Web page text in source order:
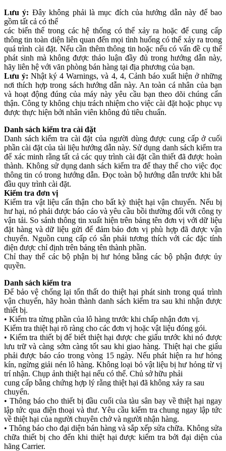
Lưu ý: Đây không phải là mục đích của hướng dẫn này để bao
gồm tất cả có thể
các biến thể trong các hệ thống có thể xảy ra hoặc để cung cấp
thông tin toàn diện liên quan đến mọi tình huống có thể xảy ra trong
quá trình cài đặt. Nếu cần thêm thông tin hoặc nếu có vấn đề cụ thể
phát sinh mà không được thảo luận đầy đủ trong hướng dẫn này,
hãy liên hệ với văn phòng bán hàng tại địa phương của bạn.
Lưu ý: Nhật ký 4 Warnings, và 4, 4, Cảnh báo xuất hiện ở những
nơi thích hợp trong sách hướng dẫn này. An toàn cá nhân của bạn
và hoạt động đúng của máy này yêu cầu bạn theo dõi chúng cẩn
thận. Công ty không chịu trách nhiệm cho việc cài đặt hoặc phục vụ
được thực hiện bởi nhân viên không đủ tiêu chuẩn.
Danh sách kiểm tra cài đặt
Danh sách kiểm tra cài đặt của người dùng được cung cấp ở cuối
phần cài đặt của tài liệu hướng dẫn này. Sử dụng danh sách kiểm tra
để xác minh rằng tất cả các quy trình cài đặt cần thiết đã được hoàn
thành. Không sử dụng danh sách kiểm tra để thay thế cho việc đọc
thông tin có trong hướng dẫn. Đọc toàn bộ hướng dẫn trước khi bắt
đầu quy trình cài đặt.
Kiểm tra đơn vị
Kiểm tra vật liệu cẩn thận cho bất kỳ thiệt hại vận chuyển. Nếu bị
hư hại, nó phải được báo cáo và yêu cầu bồi thường đối với công ty
vận tải. So sánh thông tin xuất hiện trên bảng tên đơn vị với dữ liệu
đặt hàng và dữ liệu gửi để đảm bảo đơn vị phù hợp đã được vận
chuyển. Nguồn cung cấp có sẵn phải tương thích với các đặc tính
điện được chỉ định trên bảng tên thành phần.
Chỉ thay thế các bộ phận bị hư hỏng bằng các bộ phận được ủy
quyền.
Danh sách kiểm tra
Để bảo vệ chống lại tổn thất do thiệt hại phát sinh trong quá trình
vận chuyển, hãy hoàn thành danh sách kiểm tra sau khi nhận được
thiết bị.
• Kiểm tra từng phần của lô hàng trước khi chấp nhận đơn vị.
Kiểm tra thiệt hại rõ ràng cho các đơn vị hoặc vật liệu đóng gói.
• Kiểm tra thiết bị để biết thiệt hại được che giấu trước khi nó được
lưu trữ và càng sớm càng tốt sau khi giao hàng. Thiệt hại che giấu
phải được báo cáo trong vòng 15 ngày. Nếu phát hiện ra hư hỏng
kín, ngừng giải nén lô hàng. Không loại bỏ vật liệu bị hư hỏng từ vị
trí nhận. Chụp ảnh thiệt hại nếu có thể. Chủ sở hữu phải
cung cấp bằng chứng hợp lý rằng thiệt hại đã không xảy ra sau
chuyển.
• Thông báo cho thiết bị đầu cuối của tàu sân bay về thiệt hại ngay
lập tức qua điện thoại và thư. Yêu cầu kiểm tra chung ngay lập tức
về thiệt hại của người chuyên chở và người nhận hàng.
• Thông báo cho đại diện bán hàng và sắp xếp sửa chữa. Không sửa
chữa thiết bị cho đến khi thiệt hại được kiểm tra bởi đại diện của
hãng Carrier.